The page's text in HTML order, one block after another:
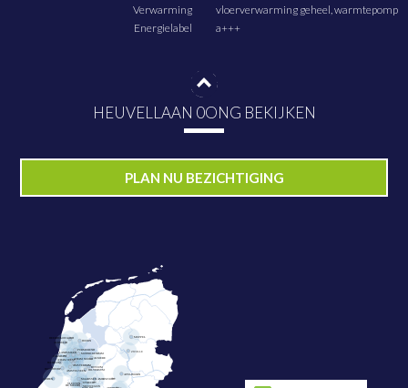
Verwarming
vloerverwarming geheel, warmtepomp
Energielabel
a+++
HEUVELLAAN 0ONG BEKIJKEN
PLAN NU BEZICHTIGING